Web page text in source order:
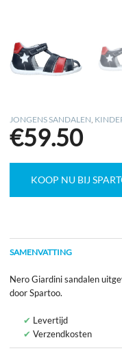
JONGENS SANDALEN
€59.50
KOOP NU BIJ
SAMENVATTING
Nero Giardini sandalen
door Spartoo.
Levertijd
Verzendkosten